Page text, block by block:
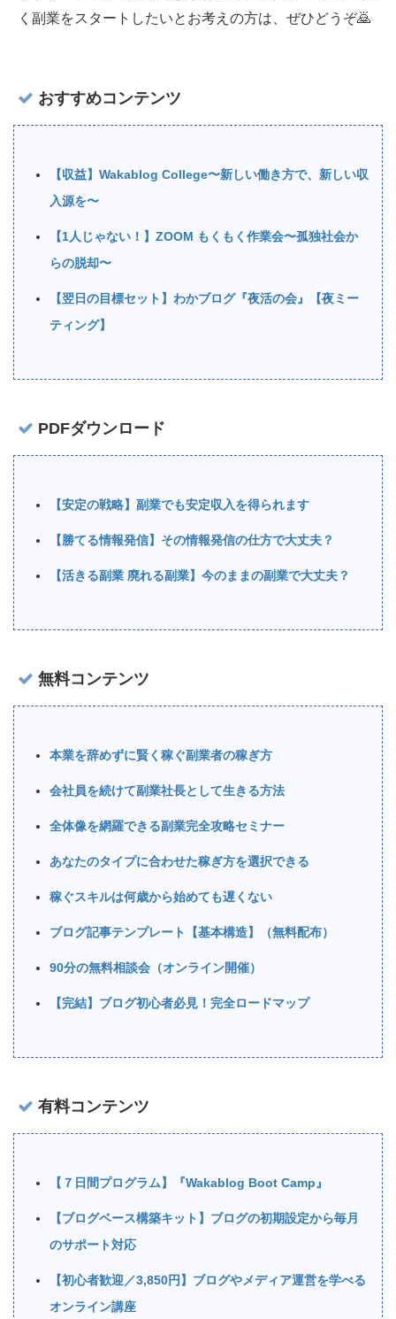
く副業をスタートしたいとお考えの方は、ぜひどうぞ🙇‍
おすすめコンテンツ
【収益】Wakablog College〜新しい働き方で、新しい収
入源を〜
【1人じゃない！】ZOOM もくもく作業会〜孤独社会か
らの脱却〜
【翌日の目標セット】わかブログ『夜活の会』【夜ミー
ティング】
PDFダウンロード
【安定の戦略】副業でも安定収入を得られます
【勝てる情報発信】その情報発信の仕方で大丈夫？
【活きる副業 廃れる副業】今のままの副業で大丈夫？
無料コンテンツ
本業を辞めずに賢く稼ぐ副業者の稼ぎ方
会社員を続けて副業社長として生きる方法
全体像を網羅できる副業完全攻略セミナー
あなたのタイプに合わせた稼ぎ方を選択できる
稼ぐスキルは何歳から始めても遅くない
ブログ記事テンプレート【基本構造】（無料配布）
90分の無料相談会（オンライン開催）
【完結】ブログ初心者必見！完全ロードマップ
有料コンテンツ
【７日間プログラム】『Wakablog Boot Camp』
【ブログベース構築キット】ブログの初期設定から毎月
のサポート対応
【初心者歓迎／3,850円】ブログやメディア運営を学べる
オンライン講座